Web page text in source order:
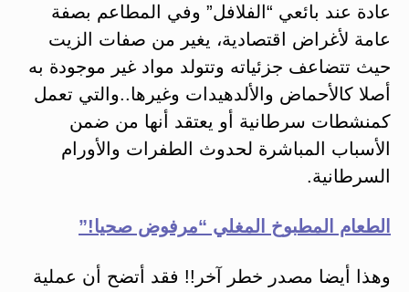
عادة عند بائعي “الفلافل” وفي المطاعم بصفة
عامة لأغراض اقتصادية، يغير من صفات الزيت
حيث تتضاعف جزئياته وتتولد مواد غير موجودة به
أصلا كالأحماض والألدهيدات وغيرها..والتي تعمل
كمنشطات سرطانية أو يعتقد أنها من ضمن
الأسباب المباشرة لحدوث الطفرات والأورام
السرطانية.
الطعام المطبوخ المغلي “مرفوض صحيا!”
وهذا أيضا مصدر خطر آخر!! فقد أتضح أن عملية